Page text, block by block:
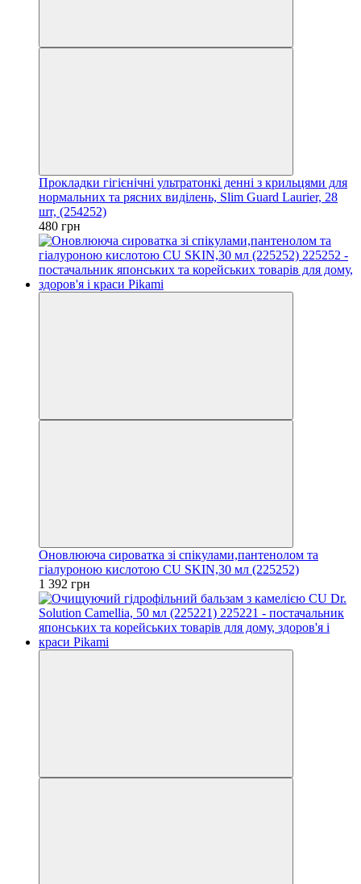
Прокладки гігієнічні ультратонкі денні з крильцями для
нормальних та рясних виділень, Slim Guard Laurier, 28
шт, (254252)
480 грн
Оновлююча сироватка зі спікулами,пантенолом та
гіалуроною кислотою CU SKIN,30 мл (225252)
1 392 грн